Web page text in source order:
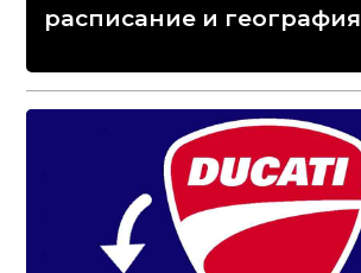
расписание и география